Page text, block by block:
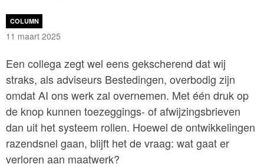
COLUMN
11 maart 2025
Een collega zegt wel eens gekscherend dat wij
straks, als adviseurs Bestedingen, overbodig zijn
omdat AI ons werk zal overnemen. Met één druk op
de knop kunnen toezeggings- of afwijzingsbrieven
dan uit het systeem rollen. Hoewel de ontwikkelingen
razendsnel gaan, blijft het de vraag: wat gaat er
verloren aan maatwerk?